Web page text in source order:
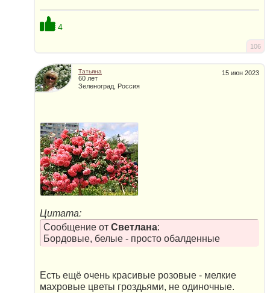
4
106
15 июн 2023
Татьяна
60 лет
Зеленоград, Россия
Цитата:
Сообщение от Светлана:
Бордовые, белые - просто обалденные
Есть ещё очень красивые розовые - мелкие
махровые цветы гроздьями, не одиночные.